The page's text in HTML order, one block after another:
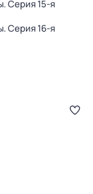
. Серия 15-я
. Серия 16-я